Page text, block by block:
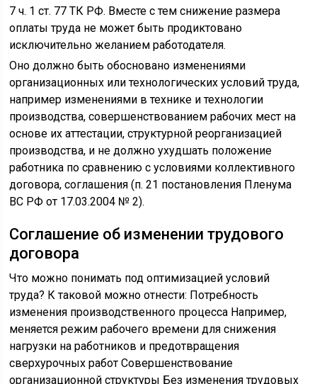
7 ч. 1 ст. 77 ТК РФ. Вместе с тем снижение размера
оплаты труда не может быть продиктовано
исключительно желанием работодателя.
Оно должно быть обосновано изменениями
организационных или технологических условий труда,
например изменениями в технике и технологии
производства, совершенствованием рабочих мест на
основе их аттестации, структурной реорганизацией
производства, и не должно ухудшать положение
работника по сравнению с условиями коллективного
договора, соглашения (п. 21 постановления Пленума
ВС РФ от 17.03.2004 № 2).
Соглашение об изменении трудового
договора
Что можно понимать под оптимизацией условий
труда? К таковой можно отнести: Потребность
изменения производственного процесса Например,
меняется режим рабочего времени для снижения
нагрузки на работников и предотвращения
сверхурочных работ Совершенствование
организационной структуры Без изменения трудовых